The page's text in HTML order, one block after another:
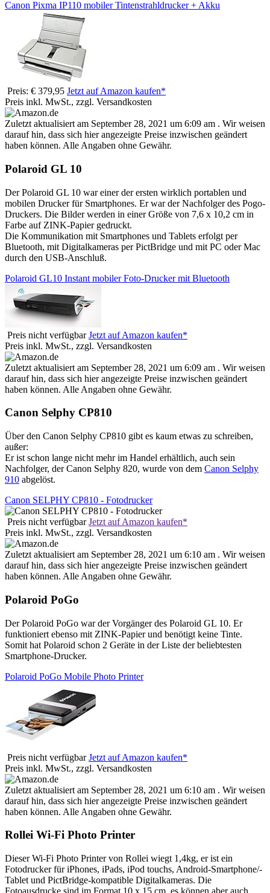
Canon Pixma IP110 mobiler Tintenstrahldrucker + Akku
Preis: € 379,95 Jetzt auf Amazon kaufen*
Preis inkl. MwSt., zzgl. Versandkosten
Zuletzt aktualisiert am September 28, 2021 um 6:09 am . Wir weisen
darauf hin, dass sich hier angezeigte Preise inzwischen geändert
haben können. Alle Angaben ohne Gewähr.
Polaroid GL 10
Der Polaroid GL 10 war einer der ersten wirklich portablen und
mobilen Drucker für Smartphones. Er war der Nachfolger des Pogo-
Druckers. Die Bilder werden in einer Größe von 7,6 x 10,2 cm in
Farbe auf ZINK-Papier gedruckt.
Die Kommunikation mit Smartphones und Tablets erfolgt per
Bluetooth, mit Digitalkameras per PictBridge und mit PC oder Mac
durch den USB-Anschluß.
Polaroid GL10 Instant mobiler Foto-Drucker mit Bluetooth
Preis nicht verfügbar Jetzt auf Amazon kaufen*
Preis inkl. MwSt., zzgl. Versandkosten
Zuletzt aktualisiert am September 28, 2021 um 6:09 am . Wir weisen
darauf hin, dass sich hier angezeigte Preise inzwischen geändert
haben können. Alle Angaben ohne Gewähr.
Canon Selphy CP810
Über den Canon Selphy CP810 gibt es kaum etwas zu schreiben,
außer:
Er ist schon lange nicht mehr im Handel erhältlich, auch sein
Nachfolger, der Canon Selphy 820, wurde von dem Canon Selphy
910 abgelöst.
Canon SELPHY CP810 - Fotodrucker
Preis nicht verfügbar Jetzt auf Amazon kaufen*
Preis inkl. MwSt., zzgl. Versandkosten
Zuletzt aktualisiert am September 28, 2021 um 6:10 am . Wir weisen
darauf hin, dass sich hier angezeigte Preise inzwischen geändert
haben können. Alle Angaben ohne Gewähr.
Polaroid PoGo
Der Polaroid PoGo war der Vorgänger des Polaroid GL 10. Er
funktioniert ebenso mit ZINK-Papier und benötigt keine Tinte.
Somit hat Polaroid schon 2 Geräte in der Liste der beliebtesten
Smartphone-Drucker.
Polaroid PoGo Mobile Photo Printer
Preis nicht verfügbar Jetzt auf Amazon kaufen*
Preis inkl. MwSt., zzgl. Versandkosten
Zuletzt aktualisiert am September 28, 2021 um 6:10 am . Wir weisen
darauf hin, dass sich hier angezeigte Preise inzwischen geändert
haben können. Alle Angaben ohne Gewähr.
Rollei Wi-Fi Photo Printer
Dieser Wi-Fi Photo Printer von Rollei wiegt 1,4kg, er ist ein
Fotodrucker für iPhones, iPads, iPod touchs, Android-Smartphone/-
Tablet und PictBridge-kompatible Digitalkameras. Die
Fotoausdrucke sind im Format 10 x 15 cm, es können aber auch